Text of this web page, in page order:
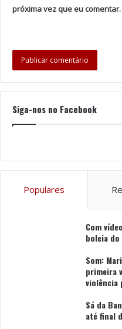
próxima vez que eu comentar.
Siga-nos no Facebook
Populares
Com
boleia
Som:
primeira
violência
Sá da
até final